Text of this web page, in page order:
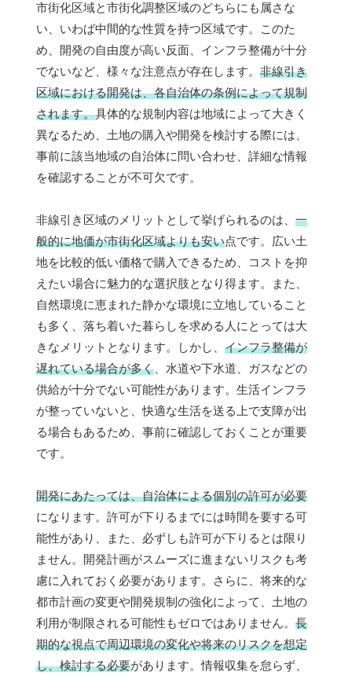
市街化区域と市街化調整区域のどちらにも属さな
い、いわば中間的な性質を持つ区域です。このた
め、開発の自由度が高い反面、インフラ整備が十分
でないなど、様々な注意点が存在します。 非線引き
区域における開発は、各自治体の条例によって規制
されます。具体的な規制内容は地域によって大きく
異なるため、土地の購入や開発を検討する際には、
事前に該当地域の自治体に問い合わせ、詳細な情報
を確認することが不可欠です。
非線引き区域のメリットとして挙げられるのは、 一
般的に地価が市街化区域よりも安い点です。広い土
地を比較的低い価格で購入できるため、コストを抑
えたい場合に魅力的な選択肢となり得ます。また、
自然環境に恵まれた静かな環境に立地していること
も多く、落ち着いた暮らしを求める人にとっては大
きなメリットとなります。しかし、 インフラ整備が
遅れている場合が多く 、水道や下水道、ガスなどの
供給が十分でない可能性があります。生活インフラ
が整っていないと、快適な生活を送る上で支障が出
る場合もあるため、事前に確認しておくことが重要
です。
開発にあたっては、自治体による個別の許可が必要
になります。許可が下りるまでには時間を要する可
能性があり、また、必ずしも許可が下りるとは限り
ません。開発計画がスムーズに進まないリスクも考
慮に入れておく必要があります。さらに、将来的な
都市計画の変更や開発規制の強化によって、土地の
利用が制限される可能性もゼロではありません。 長
期的な視点で周辺環境の変化や将来のリスクを想定
し、検討する必要があります。情報収集を怠らず、